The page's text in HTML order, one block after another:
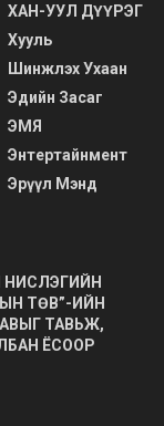
ХАН-УУЛ ДҮҮРЭГ
Хууль
Шинжлэх Ухаан
Эдийн Засаг
ЭМЯ
Энтертайнмент
Эрүүл Мэнд
ТӨВ”-ИЙН
ТАВЬЖ,
ЁСООР